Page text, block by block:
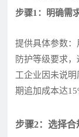
步骤1：明确需
提供具体参数：
防护等级要求
工企业因未说
期追加成本达
步骤2：选择合